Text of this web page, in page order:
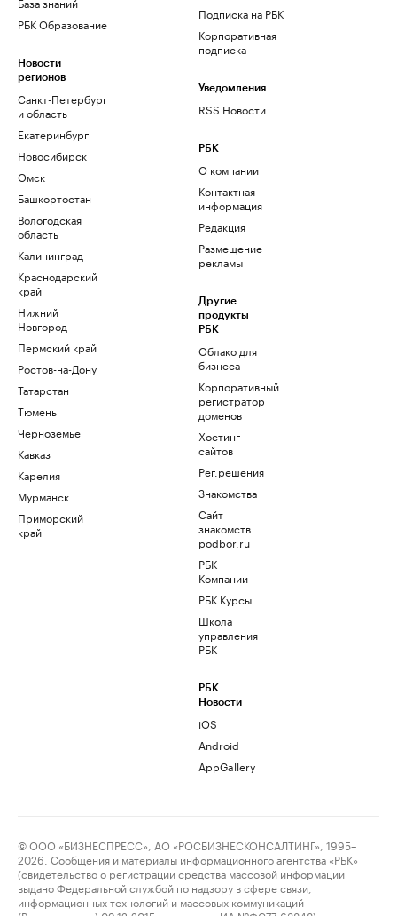
РБК Образование
Новости
регионов
Санкт-Петербург
и область
Екатеринбург
Новосибирск
Омск
Башкортостан
Вологодская
область
Калининград
Краснодарский
край
Нижний
Новгород
Пермский край
Ростов-на-Дону
Татарстан
Тюмень
Черноземье
Кавказ
Карелия
Мурманск
Приморский
край
Подписка на РБК
Корпоративная
подписка
Уведомления
RSS Новости
РБК
О компании
Контактная
информация
Редакция
Размещение
рекламы
Другие
продукты
РБК
Облако для
бизнеса
Корпоративный
регистратор
доменов
Хостинг
сайтов
Рег.решения
Знакомства
Сайт
знакомств
podbor.ru
РБК
Компании
РБК Курсы
Школа
управления
РБК
РБК
Новости
iOS
Android
AppGallery
© ООО «БИЗНЕСПРЕСС», АО «РОСБИЗНЕСКОНСАЛТИНГ», 1995–
2026. Сообщения и материалы информационного агентства «РБК»
(свидетельство о регистрации средства массовой информации
выдано Федеральной службой по надзору в сфере связи,
информационных технологий и массовых коммуникаций